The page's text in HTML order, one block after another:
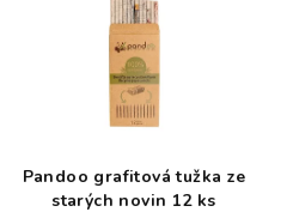
Pandoo grafitová tužka ze
starých novin 12 ks